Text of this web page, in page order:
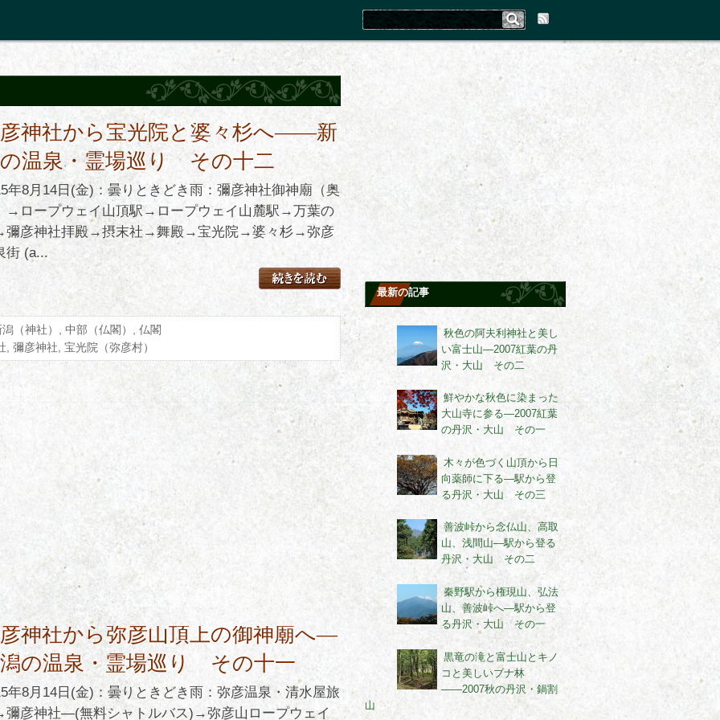
神社から宝光院と婆々杉へ――新
温泉・霊場巡り その十二
年8月14日(金)：曇りときどき雨：彌彦神社御神廟（奥
→ロープウェイ山頂駅→ロープウェイ山麓駅→万葉の
彦神社拝殿→摂末社→舞殿→宝光院→婆々杉→弥彦
街 (a...
（神社） 中部（仏閣）
仏閣
彌彦神社 宝光院（弥彦村）
神社から弥彦山頂上の御神廟へ―
の温泉・霊場巡り その十一
年8月14日(金)：曇りときどき雨：弥彦温泉・清水屋旅
彦神社―(無料シャトルバス)→弥彦山ロープウェイ
最新の記事
秋色の阿夫利神社と美し
い富士山―2007紅葉の丹
沢・大山 その二
鮮やかな秋色に染まった
大山寺に参る―2007紅葉
の丹沢・大山 その一
木々が色づく山頂から日
向薬師に下る―駅から登
る丹沢・大山 その三
善波峠から念仏山、高取
山、浅間山―駅から登る
丹沢・大山 その二
秦野駅から権現山、弘法
山、善波峠へ―駅から登
る丹沢・大山 その一
黒竜の滝と富士山とキノ
コと美しいブナ林
――2007秋の丹沢・鍋割
山